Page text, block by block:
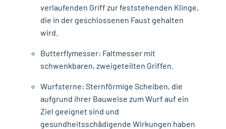
verlaufenden Griff zur feststehenden Klinge,
die in der geschlossenen Faust gehalten
wird.
Butterflymesser: Faltmesser mit
schwenkbaren, zweigeteilten Griffen.
Wurfsterne: Sternförmige Scheiben, die
aufgrund ihrer Bauweise zum Wurf auf ein
Ziel geeignet sind und
gesundheitsschädigende Wirkungen haben